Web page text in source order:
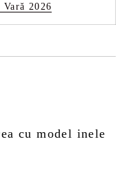
2026
cu model inele